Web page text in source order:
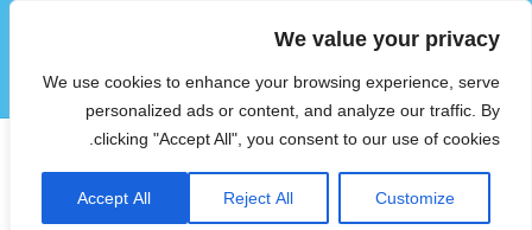
We value your privacy
We use cookies to enhance your browsing experience, serve
personalized ads or content, and analyze our traffic. By
clicking "Accept All", you consent to our use of cookies.
Customize
Reject All
Accept All
הוטצימר
תפריטים
ווידג'טים
חופשה במלון בי סיטי – אילת
12/01/2017